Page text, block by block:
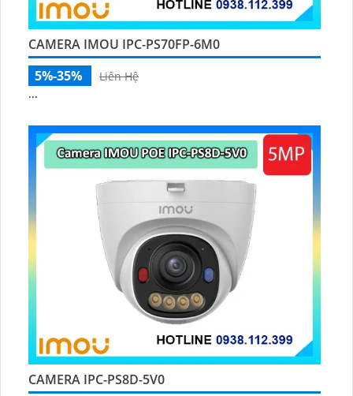
CAMERA IMOU IPC-PS70FP-6M0
5%-35%
Liên Hệ
...
CAMERA IPC-PS8D-5V0